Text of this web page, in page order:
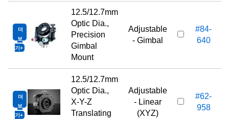
더
보
기
12.5/12.7mm
Optic Dia.,
Precision
Gimbal
Mount
Adjustable
- Gimbal
#84-
640
더
보
기
12.5/12.7mm
Optic Dia.,
X-Y-Z
Translating
Adjustable
- Linear
(XYZ)
#62-
958